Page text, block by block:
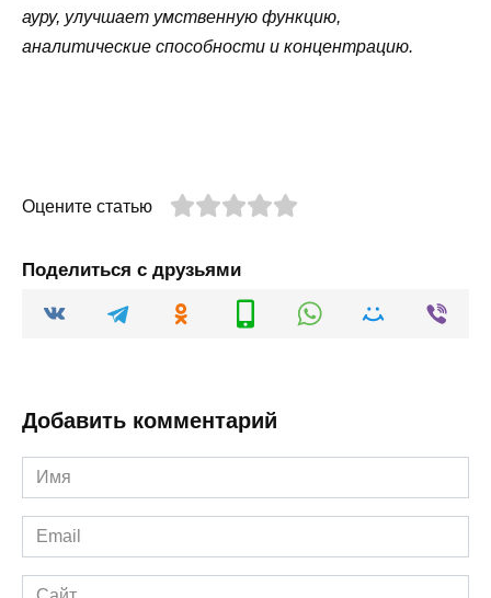
ауру, улучшает умственную функцию,
аналитические способности и концентрацию.
Оцените статью
Поделиться с друзьями
Добавить комментарий
Имя
*
Email
*
Сайт